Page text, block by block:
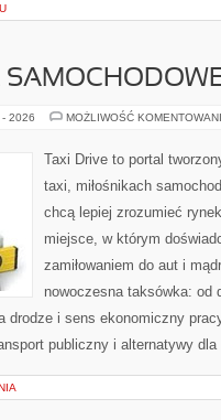
- 2026 MOŻLIWOŚĆ
Taxi Drive to portal
taxi, miłośnikach
chcą lepiej zrozumieć
miejsce, w którym
zamiłowaniem do aut i
nowoczesna taksówka: od
drodze i sens ekonomiczny
publiczny i alternatywy